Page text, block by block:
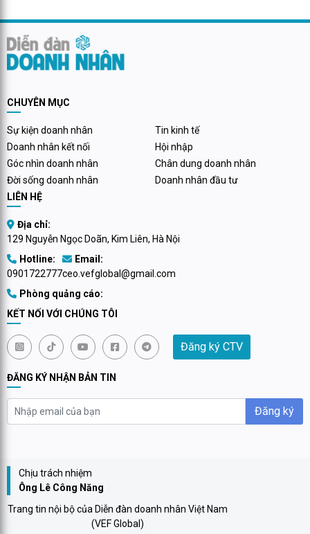
CHUYÊN MỤC
Sự kiện doanh nhân
Tin kinh tế
Doanh nhân kết nối
Hội nhập
Góc nhìn doanh nhân
Chân dung doanh nhân
Đời sống doanh nhân
Doanh nhân đầu tư
LIÊN HỆ
Địa chỉ:
129 Nguyễn Ngọc Doãn, Kim Liên, Hà Nội
Hotline:
0901722777
Email:
ceo.vefglobal@gmail.com
Phòng quảng cáo:
KẾT NỐI VỚI CHÚNG TÔI
Đăng ký CTV
ĐĂNG KÝ NHẬN BẢN TIN
Đăng ký
Chịu trách nhiệm
Ông Lê Công Năng
Trang tin nội bộ của Diễn đàn doanh nhân Việt Nam
(VEF Global)